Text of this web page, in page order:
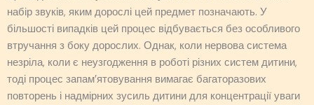
набір звуків, яким дорослі цей предмет позначають. У
більшості випадків цей процес відбувається без особливого
втручання з боку дорослих. Однак, коли нервова система
незріла, коли є неузгодження в роботі різних систем дитини,
тоді процес запам’ятовування вимагає багаторазових
повторень і надмірних зусиль дитини для концентрації уваги